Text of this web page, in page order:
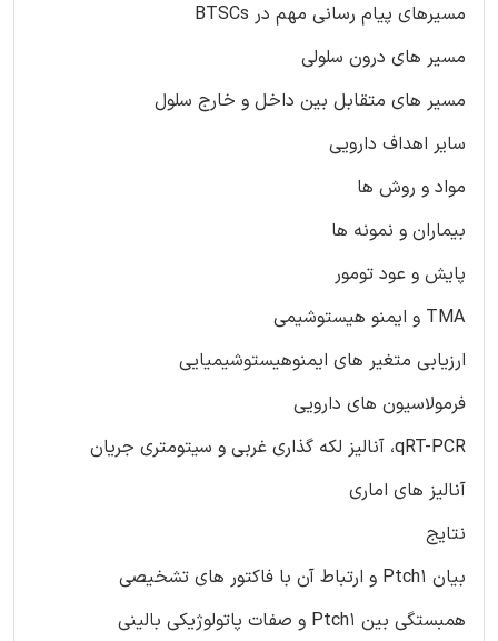
مسیرهای پیام رسانی مهم در BTSCs
مسیر های درون سلولی
مسیر های متقابل بین داخل و خارج سلول
سایر اهداف دارویی
مواد و روش ها
بیماران و نمونه ها
پایش و عود تومور
TMA و ایمنو هیستوشیمی
ارزیابی متغیر های ایمنوهیستوشیمیایی
فرمولاسیون های دارویی
qRT-PCR، آنالیز لکه گذاری غربی و سیتومتری جریان
آنالیز های اماری
نتایج
بیان Ptch1 و ارتباط آن با فاکتور های تشخیصی
همبستگی بین Ptch1 و صفات پاتولوژیکی بالینی